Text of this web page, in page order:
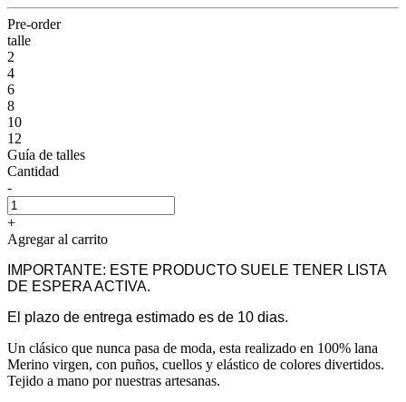
Pre-order
talle
2
4
6
8
10
12
Guía de talles
Cantidad
-
+
Agregar al carrito
IMPORTANTE: ESTE PRODUCTO SUELE TENER LISTA
DE ESPERA ACTIVA.
El plazo de entrega estimado es de 10 dias.
Un clásico que nunca pasa de moda, esta realizado en 100% lana
Merino virgen, con puños, cuellos y elástico de colores divertidos.
Tejido a mano por nuestras artesanas.